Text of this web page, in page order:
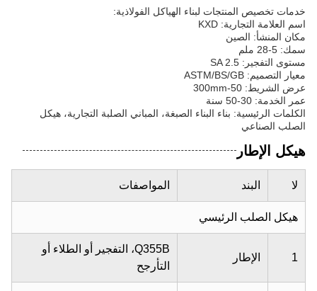
خدمات تخصيص المنتجات لبناء الهياكل الفولاذية:
اسم العلامة التجارية: KXD
مكان المنشأ: الصين
سمك: 5-28 ملم
مستوى التفجير: SA 2.5
معيار التصميم: ASTM/BS/GB
عرض الشريط: 50-300mm
عمر الخدمة: 30-50 سنة
الكلمات الرئيسية: بناء البناء الصبغة، المباني الصلبة التجارية، هيكل
الصلب الصناعي
هيكل الإطار
لا البند المواصفات
هيكل الصلب الرئيسي
1 الإطار
Q355B، التفجير أو الطلاء أو
التأرجح